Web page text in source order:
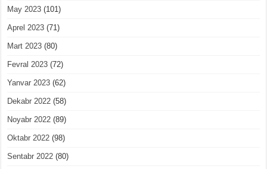
May 2023 (101)
Aprel 2023 (71)
Mart 2023 (80)
Fevral 2023 (72)
Yanvar 2023 (62)
Dekabr 2022 (58)
Noyabr 2022 (89)
Oktabr 2022 (98)
Sentabr 2022 (80)